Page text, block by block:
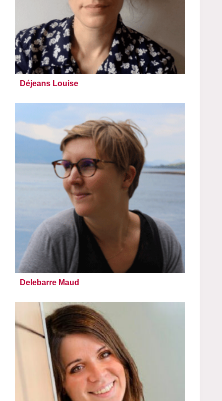
Déjeans Louise
Delebarre Maud